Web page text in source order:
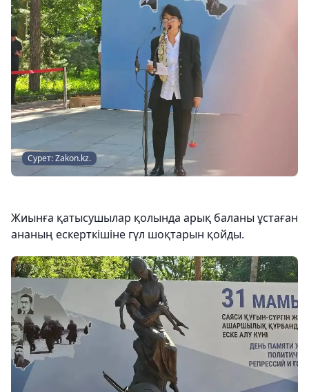
Сурет: Zakon.kz.
Жиынға қатысушылар қолында арық баланы ұстаған
ананың ескерткішіне гүл шоқтарын қойды.